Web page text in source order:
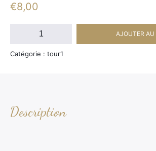
€8,00
quantité
2026_FSGT_Samedi_tour1_079
AJOUTER AU
Catégorie : tour1
Description